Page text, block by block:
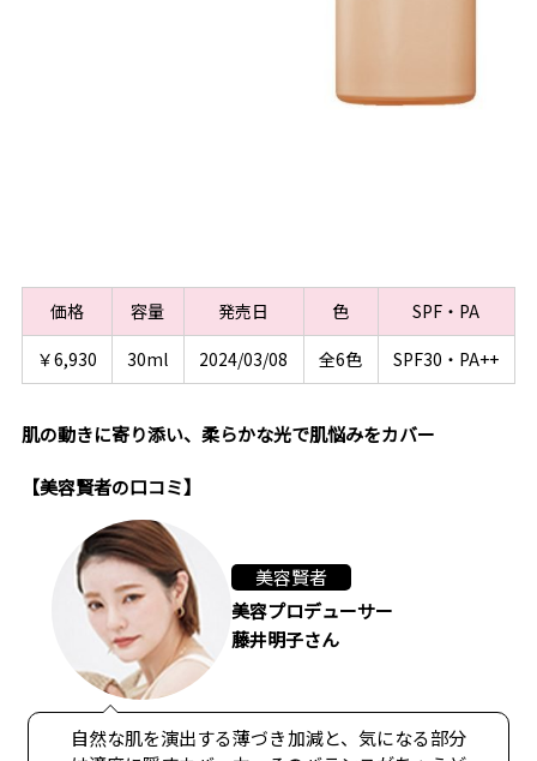
価格 容量 発売日 色
SPF・PA
￥6,930
30ml 2024/03/08 全6色 SPF30・PA++
肌の動きに寄り添い、柔らかな光で肌悩みをカバー
【美容賢者の口コミ】
美容賢者
美容プロデューサー
藤井明子さん
自然な肌を演出する薄づき加減と、気になる部分